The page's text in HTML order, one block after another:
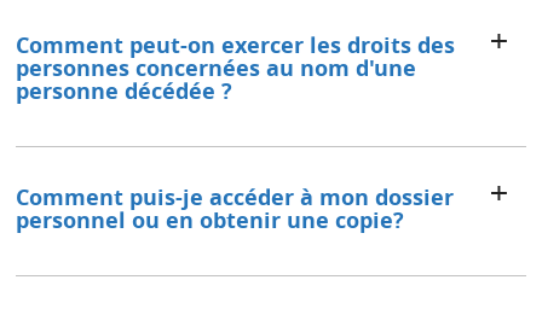
Comment peut-on exercer les droits des
personnes concernées au nom d'une
personne décédée ?
Comment puis-je accéder à mon dossier
personnel ou en obtenir une copie?